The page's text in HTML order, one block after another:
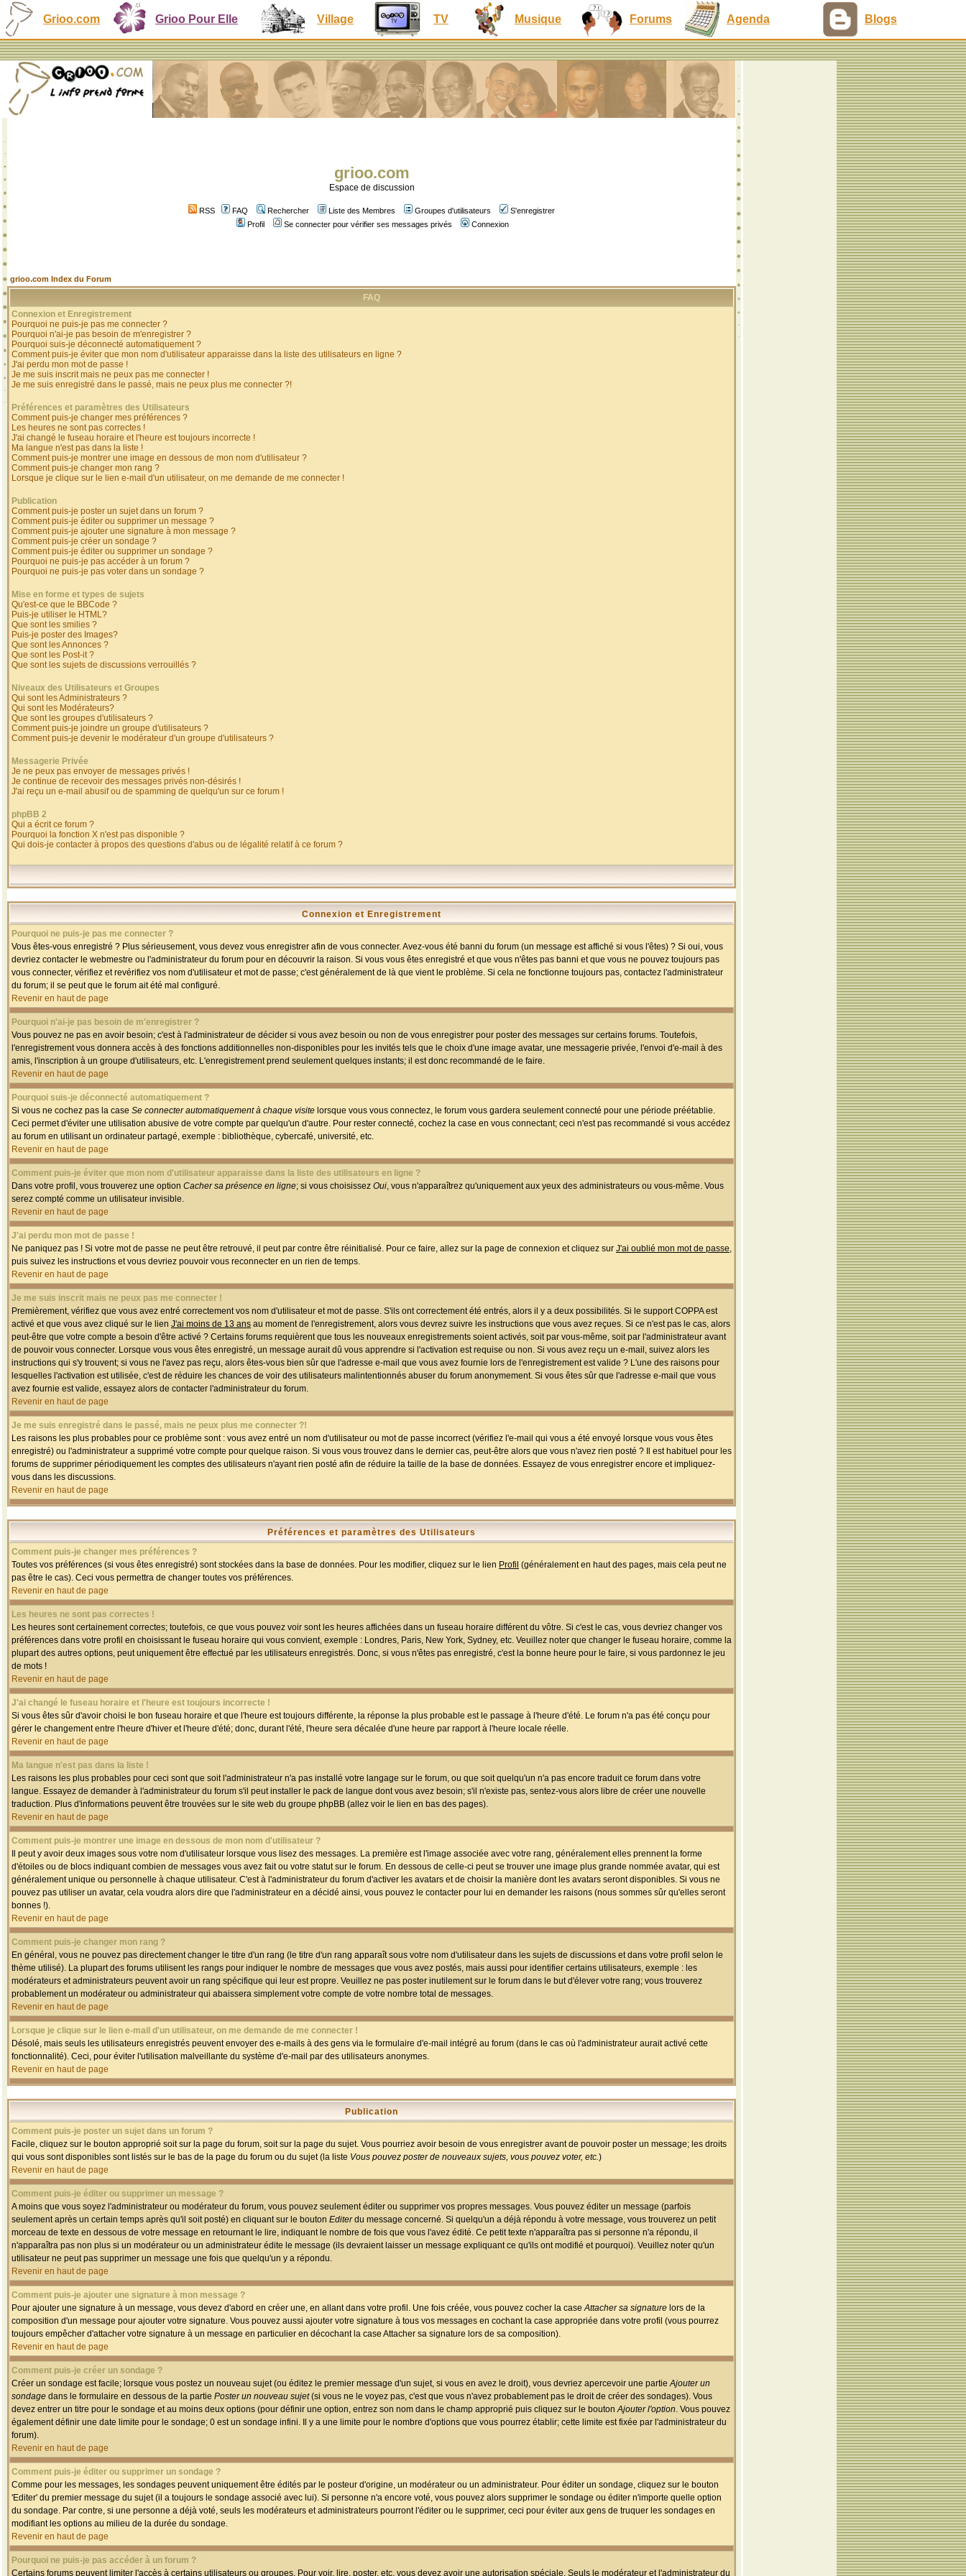
Grioo.com Grioo Pour Elle Village TV Musique Forums Agenda Blogs
grioo.com
Espace de discussion
RSS FAQ Rechercher Liste des Membres Groupes d'utilisateurs
S'enregistrer
Profil
Se connecter pour vérifier ses messages privés Connexion
grioo.com Index du Forum
FAQ
Connexion et Enregistrement
Pourquoi ne puis-je pas me connecter ?
Pourquoi n'ai-je pas besoin de m'enregistrer ?
Pourquoi suis-je déconnecté automatiquement ?
Comment puis-je éviter que mon nom d'utilisateur apparaisse dans la liste des utilisateurs en ligne ?
J'ai perdu mon mot de passe !
Je me suis inscrit mais ne peux pas me connecter !
Je me suis enregistré dans le passé, mais ne peux plus me connecter ?!
Préférences et paramètres des Utilisateurs
Comment puis-je changer mes préférences ?
Les heures ne sont pas correctes !
J'ai changé le fuseau horaire et l'heure est toujours incorrecte !
Ma langue n'est pas dans la liste !
Comment puis-je montrer une image en dessous de mon nom d'utilisateur ?
Comment puis-je changer mon rang ?
Lorsque je clique sur le lien e-mail d'un utilisateur, on me demande de me connecter !
Publication
Comment puis-je poster un sujet dans un forum ?
Comment puis-je éditer ou supprimer un message ?
Comment puis-je ajouter une signature à mon message ?
Comment puis-je créer un sondage ?
Comment puis-je éditer ou supprimer un sondage ?
Pourquoi ne puis-je pas accéder à un forum ?
Pourquoi ne puis-je pas voter dans un sondage ?
Mise en forme et types de sujets
Qu'est-ce que le BBCode ?
Puis-je utiliser le HTML?
Que sont les smilies ?
Puis-je poster des Images?
Que sont les Annonces ?
Que sont les Post-it ?
Que sont les sujets de discussions verrouillés ?
Niveaux des Utilisateurs et Groupes
Qui sont les Administrateurs ?
Qui sont les Modérateurs?
Que sont les groupes d'utilisateurs ?
Comment puis-je joindre un groupe d'utilisateurs ?
Comment puis-je devenir le modérateur d'un groupe d'utilisateurs ?
Messagerie Privée
Je ne peux pas envoyer de messages privés !
Je continue de recevoir des messages privés non-désirés !
J'ai reçu un e-mail abusif ou de spamming de quelqu'un sur ce forum !
phpBB 2
Qui a écrit ce forum ?
Pourquoi la fonction X n'est pas disponible ?
Qui dois-je contacter à propos des questions d'abus ou de légalité relatif à ce forum ?
Connexion et Enregistrement
Pourquoi ne puis-je pas me connecter ?
Vous êtes-vous enregistré ? Plus sérieusement, vous devez vous enregistrer afin de vous connecter. Avez-vous été banni du forum (un message est affiché si vous l'êtes) ? Si oui, vous
devriez contacter le webmestre ou l'administrateur du forum pour en découvrir la raison. Si vous vous êtes enregistré et que vous n'êtes pas banni et que vous ne pouvez toujours pas
vous connecter, vérifiez et revérifiez vos nom d'utilisateur et mot de passe; c'est généralement de là que vient le problème. Si cela ne fonctionne toujours pas, contactez l'administrateur
du forum; il se peut que le forum ait été mal configuré.
Revenir en haut de page
Pourquoi n'ai-je pas besoin de m'enregistrer ?
Vous pouvez ne pas en avoir besoin; c'est à l'administrateur de décider si vous avez besoin ou non de vous enregistrer pour poster des messages sur certains forums. Toutefois,
l'enregistrement vous donnera accès à des fonctions additionnelles non-disponibles pour les invités tels que le choix d'une image avatar, une messagerie privée, l'envoi d'e-mail à des
amis, l'inscription à un groupe d'utilisateurs, etc. L'enregistrement prend seulement quelques instants; il est donc recommandé de le faire.
Revenir en haut de page
Pourquoi suis-je déconnecté automatiquement ?
Si vous ne cochez pas la case Se connecter automatiquement à chaque visite lorsque vous vous connectez, le forum vous gardera seulement connecté pour une période préétablie.
Ceci permet d'éviter une utilisation abusive de votre compte par quelqu'un d'autre. Pour rester connecté, cochez la case en vous connectant; ceci n'est pas recommandé si vous accédez
au forum en utilisant un ordinateur partagé, exemple : bibliothèque, cybercafé, université, etc.
Revenir en haut de page
Comment puis-je éviter que mon nom d'utilisateur apparaisse dans la liste des utilisateurs en ligne ?
Dans votre profil, vous trouverez une option Cacher sa présence en ligne; si vous choisissez Oui, vous n'apparaîtrez qu'uniquement aux yeux des administrateurs ou vous-même. Vous
serez compté comme un utilisateur invisible.
Revenir en haut de page
J'ai perdu mon mot de passe !
Ne paniquez pas ! Si votre mot de passe ne peut être retrouvé, il peut par contre être réinitialisé. Pour ce faire, allez sur la page de connexion et cliquez sur J'ai oublié mon mot de passe,
puis suivez les instructions et vous devriez pouvoir vous reconnecter en un rien de temps.
Revenir en haut de page
Je me suis inscrit mais ne peux pas me connecter !
Premièrement, vérifiez que vous avez entré correctement vos nom d'utilisateur et mot de passe. S'ils ont correctement été entrés, alors il y a deux possibilités. Si le support COPPA est
activé et que vous avez cliqué sur le lien J'ai moins de 13 ans au moment de l'enregistrement, alors vous devrez suivre les instructions que vous avez reçues. Si ce n'est pas le cas, alors
peut-être que votre compte a besoin d'être activé ? Certains forums requièrent que tous les nouveaux enregistrements soient activés, soit par vous-même, soit par l'administrateur avant
de pouvoir vous connecter. Lorsque vous vous êtes enregistré, un message aurait dû vous apprendre si l'activation est requise ou non. Si vous avez reçu un e-mail, suivez alors les
instructions qui s'y trouvent; si vous ne l'avez pas reçu, alors êtes-vous bien sûr que l'adresse e-mail que vous avez fournie lors de l'enregistrement est valide ? L'une des raisons pour
lesquelles l'activation est utilisée, c'est de réduire les chances de voir des utilisateurs malintentionnés abuser du forum anonymement. Si vous êtes sûr que l'adresse e-mail que vous
avez fournie est valide, essayez alors de contacter l'administrateur du forum.
Revenir en haut de page
Je me suis enregistré dans le passé, mais ne peux plus me connecter ?!
Les raisons les plus probables pour ce problème sont : vous avez entré un nom d'utilisateur ou mot de passe incorrect (vérifiez l'e-mail qui vous a été envoyé lorsque vous vous êtes
enregistré) ou l'administrateur a supprimé votre compte pour quelque raison. Si vous vous trouvez dans le dernier cas, peut-être alors que vous n'avez rien posté ? Il est habituel pour les
forums de supprimer périodiquement les comptes des utilisateurs n'ayant rien posté afin de réduire la taille de la base de données. Essayez de vous enregistrer encore et impliquez-
vous dans les discussions.
Revenir en haut de page
Préférences et paramètres des Utilisateurs
Comment puis-je changer mes préférences ?
Toutes vos préférences (si vous êtes enregistré) sont stockées dans la base de données. Pour les modifier, cliquez sur le lien Profil (généralement en haut des pages, mais cela peut ne
pas être le cas). Ceci vous permettra de changer toutes vos préférences.
Revenir en haut de page
Les heures ne sont pas correctes !
Les heures sont certainement correctes; toutefois, ce que vous pouvez voir sont les heures affichées dans un fuseau horaire différent du vôtre. Si c'est le cas, vous devriez changer vos
préférences dans votre profil en choisissant le fuseau horaire qui vous convient, exemple : Londres, Paris, New York, Sydney, etc. Veuillez noter que changer le fuseau horaire, comme la
plupart des autres options, peut uniquement être effectué par les utilisateurs enregistrés. Donc, si vous n'êtes pas enregistré, c'est la bonne heure pour le faire, si vous pardonnez le jeu
de mots !
Revenir en haut de page
J'ai changé le fuseau horaire et l'heure est toujours incorrecte !
Si vous êtes sûr d'avoir choisi le bon fuseau horaire et que l'heure est toujours différente, la réponse la plus probable est le passage à l'heure d'été. Le forum n'a pas été conçu pour
gérer le changement entre l'heure d'hiver et l'heure d'été; donc, durant l'été, l'heure sera décalée d'une heure par rapport à l'heure locale réelle.
Revenir en haut de page
Ma langue n'est pas dans la liste !
Les raisons les plus probables pour ceci sont que soit l'administrateur n'a pas installé votre langage sur le forum, ou que soit quelqu'un n'a pas encore traduit ce forum dans votre
langue. Essayez de demander à l'administrateur du forum s'il peut installer le pack de langue dont vous avez besoin; s'il n'existe pas, sentez-vous alors libre de créer une nouvelle
traduction. Plus d'informations peuvent être trouvées sur le site web du groupe phpBB (allez voir le lien en bas des pages).
Revenir en haut de page
Comment puis-je montrer une image en dessous de mon nom d'utilisateur ?
Il peut y avoir deux images sous votre nom d'utilisateur lorsque vous lisez des messages. La première est l'image associée avec votre rang, généralement elles prennent la forme
d'étoiles ou de blocs indiquant combien de messages vous avez fait ou votre statut sur le forum. En dessous de celle-ci peut se trouver une image plus grande nommée avatar, qui est
généralement unique ou personnelle à chaque utilisateur. C'est à l'administrateur du forum d'activer les avatars et de choisir la manière dont les avatars seront disponibles. Si vous ne
pouvez pas utiliser un avatar, cela voudra alors dire que l'administrateur en a décidé ainsi, vous pouvez le contacter pour lui en demander les raisons (nous sommes sûr qu'elles seront
bonnes !).
Revenir en haut de page
Comment puis-je changer mon rang ?
En général, vous ne pouvez pas directement changer le titre d'un rang (le titre d'un rang apparaît sous votre nom d'utilisateur dans les sujets de discussions et dans votre profil selon le
thème utilisé). La plupart des forums utilisent les rangs pour indiquer le nombre de messages que vous avez postés, mais aussi pour identifier certains utilisateurs, exemple : les
modérateurs et administrateurs peuvent avoir un rang spécifique qui leur est propre. Veuillez ne pas poster inutilement sur le forum dans le but d'élever votre rang; vous trouverez
probablement un modérateur ou administrateur qui abaissera simplement votre compte de votre nombre total de messages.
Revenir en haut de page
Lorsque je clique sur le lien e-mail d'un utilisateur, on me demande de me connecter !
Désolé, mais seuls les utilisateurs enregistrés peuvent envoyer des e-mails à des gens via le formulaire d'e-mail intégré au forum (dans le cas où l'administrateur aurait activé cette
fonctionnalité). Ceci, pour éviter l'utilisation malveillante du système d'e-mail par des utilisateurs anonymes.
Revenir en haut de page
Publication
Comment puis-je poster un sujet dans un forum ?
Facile, cliquez sur le bouton approprié soit sur la page du forum, soit sur la page du sujet. Vous pourriez avoir besoin de vous enregistrer avant de pouvoir poster un message; les droits
qui vous sont disponibles sont listés sur le bas de la page du forum ou du sujet (la liste Vous pouvez poster de nouveaux sujets, vous pouvez voter, etc.)
Revenir en haut de page
Comment puis-je éditer ou supprimer un message ?
A moins que vous soyez l'administrateur ou modérateur du forum, vous pouvez seulement éditer ou supprimer vos propres messages. Vous pouvez éditer un message (parfois
seulement après un certain temps après qu'il soit posté) en cliquant sur le bouton Editerdu message concerné. Si quelqu'un a déjà répondu à votre message, vous trouverez un petit
morceau de texte en dessous de votre message en retournant le lire, indiquant le nombre de fois que vous l'avez édité. Ce petit texte n'apparaîtra pas si personne n'a répondu, il
n'apparaîtra pas non plus si un modérateur ou un administrateur édite le message (ils devraient laisser un message expliquant ce qu'ils ont modifié et pourquoi). Veuillez noter qu'un
utilisateur ne peut pas supprimer un message une fois que quelqu'un y a répondu.
Revenir en haut de page
Comment puis-je ajouter une signature à mon message ?
Pour ajouter une signature à un message, vous devez d'abord en créer une, en allant dans votre profil. Une fois créée, vous pouvez cocher la caseAttacher sa signature lors de la
composition d'un message pour ajouter votre signature. Vous pouvez aussi ajouter votre signature à tous vos messages en cochant la case appropriée dans votre profil (vous pourrez
toujours empêcher d'attacher votre signature à un message en particulier en décochant la case Attacher sa signature lors de sa composition).
Revenir en haut de page
Comment puis-je créer un sondage ?
Créer un sondage est facile; lorsque vous postez un nouveau sujet (ou éditez le premier message d'un sujet, si vous en avez le droit), vous devriez apercevoir une partieAjouter un
sondage dans le formulaire en dessous de la partie Poster un nouveau sujet(si vous ne le voyez pas, c'est que vous n'avez probablement pas le droit de créer des sondages). Vous
devez entrer un titre pour le sondage et au moins deux options (pour définir une option, entrez son nom dans le champ approprié puis cliquez sur le boutonAjouter l'option. Vous pouvez
également définir une date limite pour le sondage; 0 est un sondage infini. Il y a une limite pour le nombre d'options que vous pourrez établir; cette limite est fixée par l'administrateur du
forum).
Revenir en haut de page
Comment puis-je éditer ou supprimer un sondage ?
Comme pour les messages, les sondages peuvent uniquement être édités par le posteur d'origine, un modérateur ou un administrateur. Pour éditer un sondage, cliquez sur le bouton
'Editer' du premier message du sujet (il a toujours le sondage associé avec lui). Si personne n'a encore voté, vous pouvez alors supprimer le sondage ou éditer n'importe quelle option
du sondage. Par contre, si une personne a déjà voté, seuls les modérateurs et administrateurs pourront l'éditer ou le supprimer, ceci pour éviter aux gens de truquer les sondages en
modifiant les options au milieu de la durée du sondage.
Revenir en haut de page
Pourquoi ne puis-je pas accéder à un forum ?
Certains forums peuvent limiter l'accès à certains utilisateurs ou groupes. Pour voir, lire, poster, etc. vous devez avoir une autorisation spéciale. Seuls le modérateur et l'administrateur du